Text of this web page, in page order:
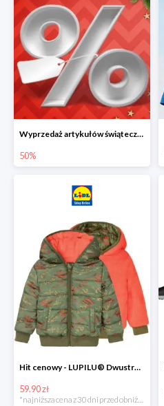
Wyprzedaż artykułów świątecznych w Lidlu Online
50%
Hit cenowy - LUPILU® Dwustronna kurtka dziecięca z polarem
59.90 zł
*najniższa cena z 30 dni przed obniżką